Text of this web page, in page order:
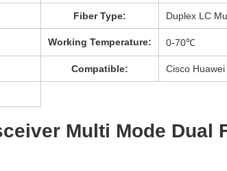
Fiber Type: Duplex LC
Working Temperature: 0-70℃
Compatible: Cisco
Multi Mode Dual